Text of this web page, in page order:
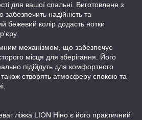
для вашої спальні. Виготовлене з
забезпечить надійність та
бежевий колір додасть нотки
механізмом, що забезпечує
місця для зберігання. Його
підійдуть для комфортного
також створять атмосферу спокою та
ліжка LION Ніно є його практичний